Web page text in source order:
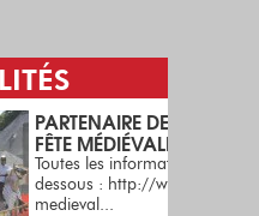
DE LA
les informations ci-
: http://www.fete-